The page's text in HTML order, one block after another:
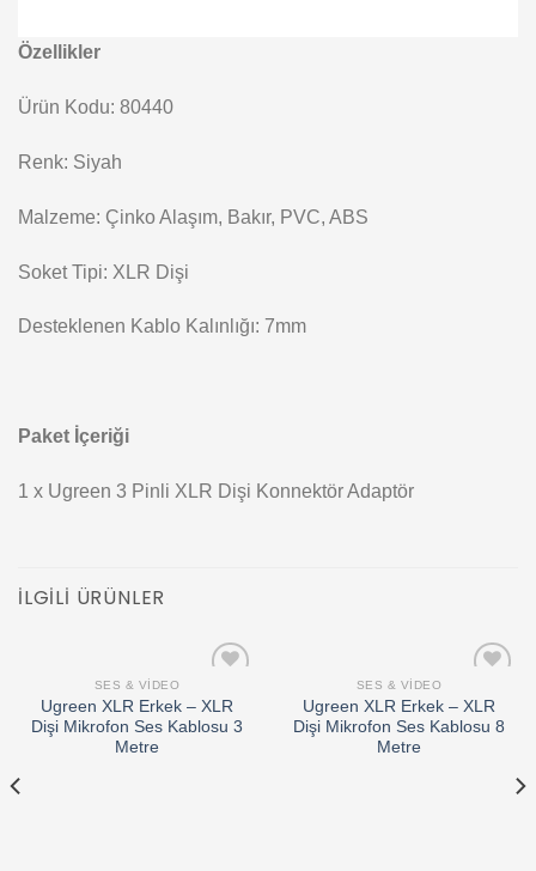
Özellikler
Ürün Kodu: 80440
Renk: Siyah
Malzeme: Çinko Alaşım, Bakır, PVC, ABS
Soket Tipi: XLR Dişi
Desteklenen Kablo Kalınlığı: 7mm
Paket İçeriği
1 x Ugreen 3 Pinli XLR Dişi Konnektör Adaptör
İLGILI ÜRÜNLER
wishlist
SES & VIDEO
Ugreen XLR Erkek – XLR
Dişi Mikrofon Ses Kablosu 3
Metre
wishlist
SES & VIDEO
Ugreen XLR Erkek – XLR
Dişi Mikrofon Ses Kablosu 8
Metre